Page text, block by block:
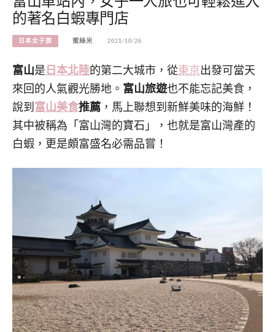
的著名白蝦專門店
日本女子旅 蜜絲米 2021/10/26
富山是 日本北陸的第二大城市，從東京出發可當天
來回的人氣觀光勝地。 富山旅遊也不能忘記美食，
說到 富山美食推薦 ，馬上聯想到新鮮美味的海鮮！
其中被稱為「富山灣的寶石」，也就是富山灣產的
白蝦，更是頗富盛名必需品嘗！